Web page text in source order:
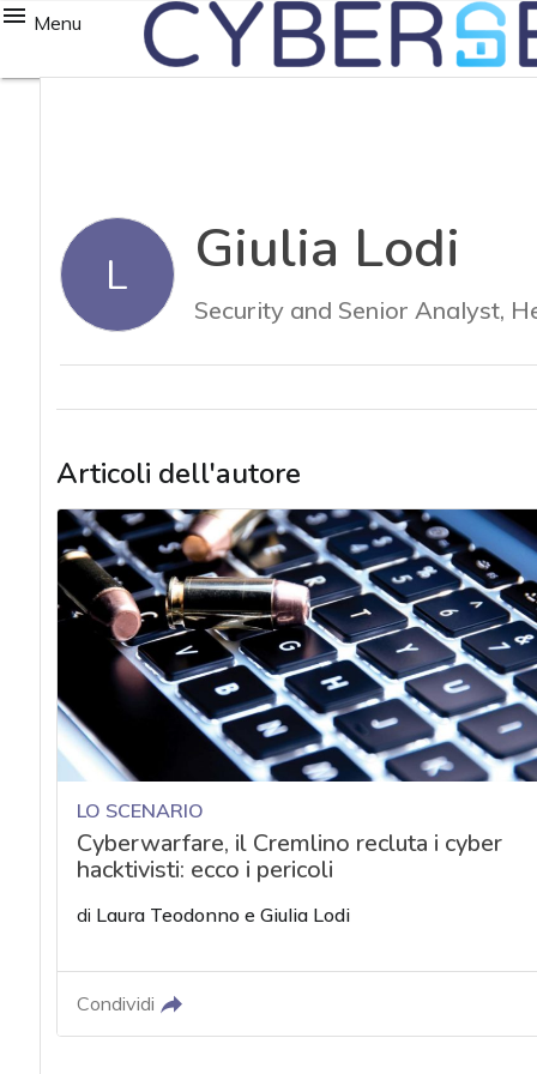
Menu
L Giulia Lodi
Security and Senior Analyst,
Articoli dell'autore
LO SCENARIO
Cyberwarfare, il Cremlino recluta i cyber
hacktivisti: ecco i pericoli
di Laura Teodonno e Giulia Lodi
Condividi